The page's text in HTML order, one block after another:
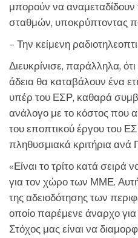
μπορούν να αναμεταδίδουν
σταθμών, υποκρύπτοντας
– Την κείμενη
Διευκρίνισε, παράλληλα,
άδεια θα καταβάλουν ένα
υπέρ του ΕΣΡ, καθαρά
ανάλογο με το κόστος που
του εποπτικού έργου του
πληθυσμιακά κριτήρια ανά
«Είναι το τρίτο κατά σειρά
για τον χώρο των ΜΜΕ.
της αδειοδότησης των
οποίο παρέμενε άναρχο για
Στόχος μας είναι να